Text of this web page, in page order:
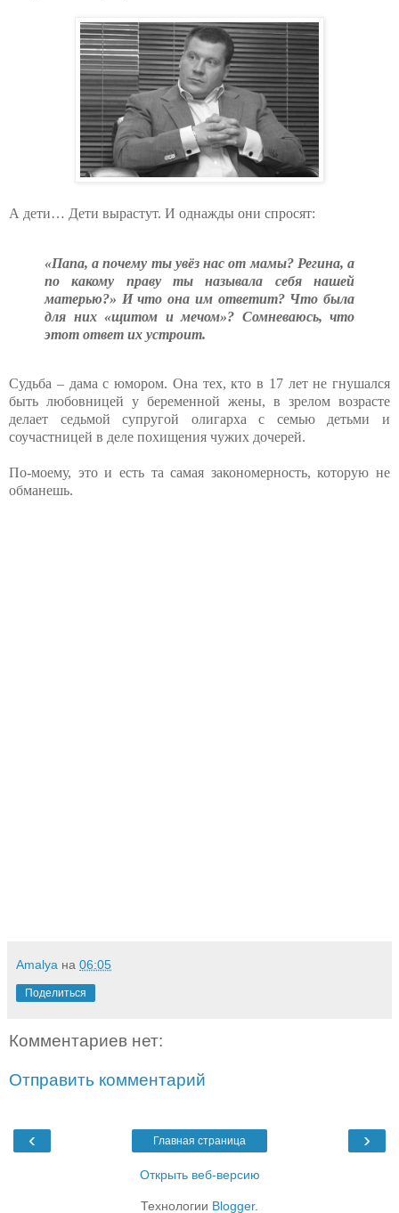
А дети… Дети вырастут. И однажды они спросят:
«Папа, а почему ты увёз нас от мамы? Регина, а
по какому праву ты называла себя нашей
матерью?» И что она им ответит? Что была
для них «щитом и мечом»? Сомневаюсь, что
этот ответ их устроит.
Судьба – дама с юмором. Она тех, кто в 17 лет не гнушался
быть любовницей у беременной жены, в зрелом возрасте
делает седьмой супругой олигарха с семью детьми и
соучастницей в деле похищения чужих дочерей.
По-моему, это и есть та самая закономерность, которую не
обманешь.
Amalya на 06:05
Поделиться
Комментариев нет:
Отправить комментарий
‹ ›
Главная страница
Открыть веб-версию
Технологии Blogger.